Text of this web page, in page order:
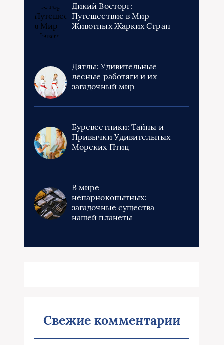
Дикий Восторг:
Путешествие в Мир
Животных Жарких Стран
Дятлы: Удивительные
лесные работяги и их
загадочный мир
Буревестники: Тайны и
Привычки Удивительных
Морских Птиц
В мире
непарнокопытных:
загадочные существа
нашей планеты
Свежие комментарии